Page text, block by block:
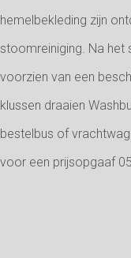
hemelbekleding zijn
stoomreiniging. Na
voorzien van een
klussen draaien
bestelbus of
voor een prijsopgaaf